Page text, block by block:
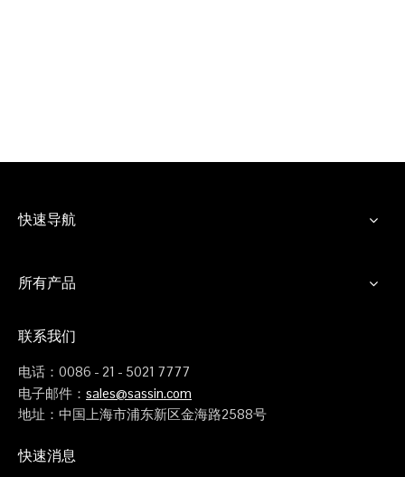
快速导航
所有产品
联系我们
电话：0086 - 21 - 5021 7777
电子邮件： sales@sassin.com
地址：中国上海市浦东新区金海路2588号
快速消息